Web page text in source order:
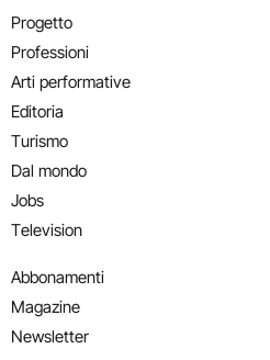
Progetto
Professioni
Arti performative
Editoria
Turismo
Dal mondo
Jobs
Television
Abbonamenti
Magazine
Newsletter